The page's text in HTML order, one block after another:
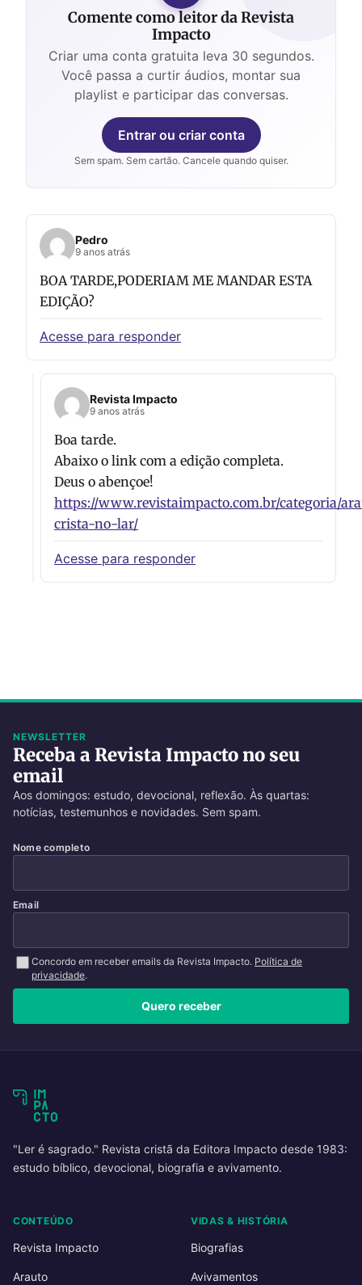
Comente como leitor da Revista
Impacto
Criar uma conta gratuita leva 30 segundos.
Você passa a curtir áudios, montar sua
playlist e participar das conversas.
Entrar ou criar conta
Sem spam. Sem cartão. Cancele quando quiser.
Pedro
9 anos atrás
BOA TARDE,PODERIAM ME MANDAR ESTA
EDIÇÃO?
Acesse para responder
Revista Impacto
9 anos atrás
Boa tarde.
Abaixo o link com a edição completa.
Deus o abençoe!
https://www.revistaimpacto.com.br/categoria/
crista-no-lar/
Acesse para responder
NEWSLETTER
Receba a Revista Impacto no seu
email
Aos domingos: estudo, devocional, reflexão. Às quartas:
notícias, testemunhos e novidades. Sem spam.
Nome completo
Email
Concordo em receber emails da Revista Impacto. Política de
privacidade.
Quero receber
"Ler é sagrado." Revista cristã da Editora Impacto desde 1983:
estudo bíblico, devocional, biografia e avivamento.
CONTEÚDO
Revista Impacto
Arauto
VIDAS & HISTÓRIA
Biografias
Avivamentos